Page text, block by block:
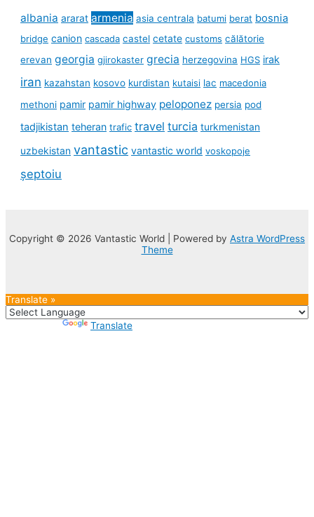
albania ararat armenia asia centrala batumi berat bosnia
bridge canion cascada castel cetate customs călătorie
erevan georgia gjirokaster grecia herzegovina HGS irak
iran kazahstan kosovo kurdistan kutaisi lac macedonia
methoni pamir pamir highway peloponez persia pod
tadjikistan teheran trafic travel turcia turkmenistan
uzbekistan vantastic vantastic world voskopoje
șeptoiu
Copyright © 2026 Vantastic World | Powered by Astra WordPress
Theme
Translate »
Translate